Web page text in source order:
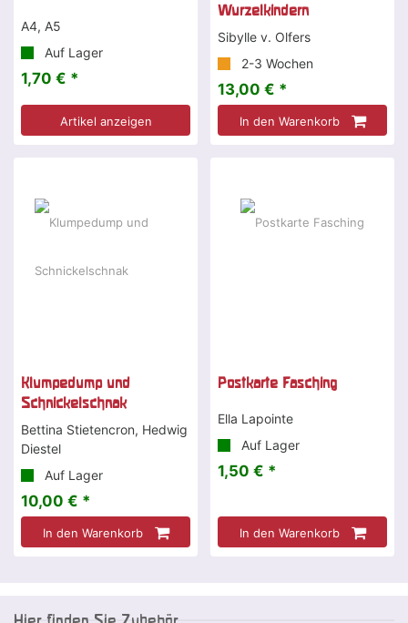
A4, A5
Auf Lager
1,70 € *
Artikel anzeigen
Wurzelkindern
Sibylle v. Olfers
2-3 Wochen
13,00 € *
In den Warenkorb
Klumpedump und
Schnickelschnak
Bettina Stietencron, Hedwig
Diestel
Auf Lager
10,00 € *
In den Warenkorb
Postkarte Fasching
Ella Lapointe
Auf Lager
1,50 € *
In den Warenkorb
Hier finden Sie Zubehör